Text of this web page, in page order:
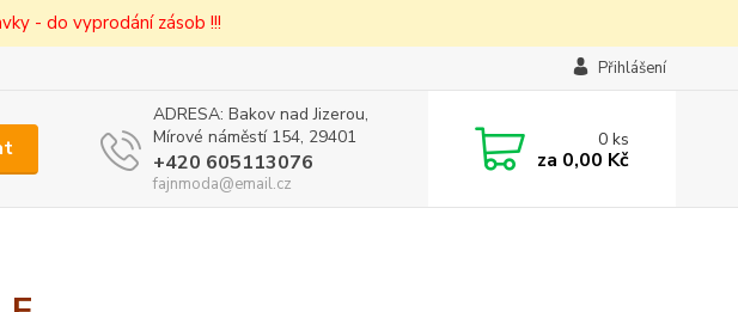
- do vyprodání zásob !!!
Přihlášení
ADRESA: Bakov nad Jizerou,
Mírové náměstí 154, 29401
+420 605113076
fajnmoda@email.cz
0ks
za 0,00 Kč